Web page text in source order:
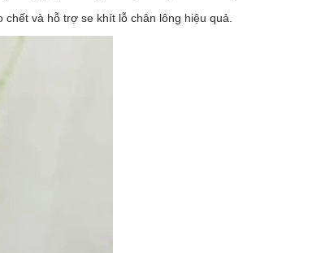
và hỗ trợ se khít lỗ chân lông hiệu quả.